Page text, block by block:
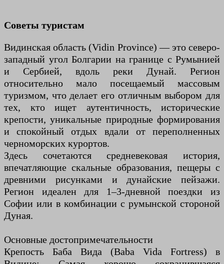
Советы туристам
Видинская область (Vidin Province) — это северо-
западный угол Болгарии на границе с Румынией
и Сербией, вдоль реки Дунай. Регион
относительно мало посещаемый массовым
туризмом, что делает его отличным выбором для
тех, кто ищет аутентичность, исторические
крепости, уникальные природные формирования
и спокойный отдых вдали от переполненных
черноморских курортов.
Здесь сочетаются средневековая история,
впечатляющие скальные образования, пещеры с
древними рисунками и дунайские пейзажи.
Регион идеален для 1–3-дневной поездки из
Софии или в комбинации с румынской стороной
Дуная.
Основные достопримечательности
Крепость Баба Вида (Baba Vida Fortress) в